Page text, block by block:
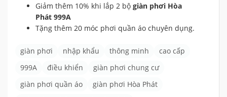
Giảm thêm 10% khi lắp 2 bộ giàn phơi Hòa
Phát 999A
Tặng thêm 20 móc phơi quần áo chuyên dụng.
giàn phơi nhập khẩu thông minh
cao cấp
999A
điều khiển
giàn phơi chung cư
giàn phơi quần áo
giàn phơi Hòa Phát